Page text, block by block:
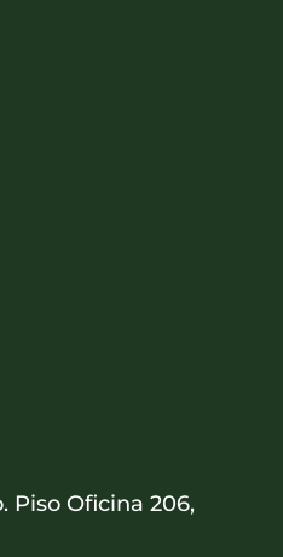
Piso Oficina 206,